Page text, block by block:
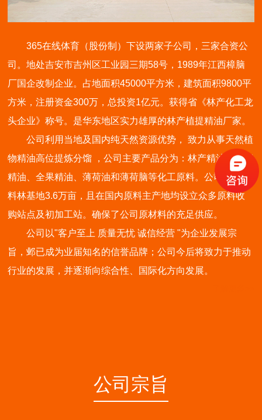
365在线体育（股份制）下设两家子公司，三家合资公
司。地处吉安市吉州区工业园三期58号，1989年江西樟脑
厂国企改制企业。占地面积45000平方米，建筑面积9800平
方米，注册资金300万，总投资1亿元。获得省《林产化工龙
头企业》称号。是华东地区实力雄厚的林产植提精油厂家。
公司利用当地及国内纯天然资源优势， 致力从事天然植
物精油高位提炼分馏 ，公司主要产品分为：林产精油、全草
精油、全果精油、薄荷油和薄荷脑等化工原料。公司自有原
料林基地3.6万亩，且在国内原料主产地均设立众多原料收
购站点及初加工站。确保了公司原材料的充足供应。
公司以"客户至上 质量无忧 诚信经营 "为企业发展宗
旨，邺已成为业届知名的信誉品牌；公司今后将致力于推动
行业的发展，并逐渐向综合性、国际化方向发展。
公司宗旨